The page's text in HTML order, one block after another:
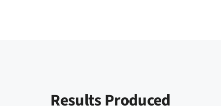
Results Produced